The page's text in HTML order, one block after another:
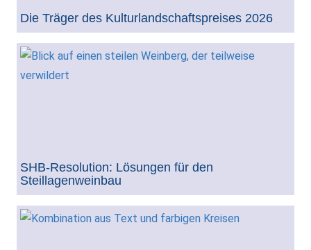
Die Träger des Kulturlandschaftspreises 2026
SHB-Resolution: Lösungen für den
Steillagenweinbau